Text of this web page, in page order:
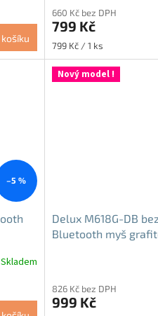
košíku
produktu
je
5,0
5
hvězdiček.
660 Kč bez DPH
799 Kč
Měrná
cena:
799 Kč / 1 ks
–5 %
Skladem
Nový model !
Delux M618G-DB
Bluetooth myš
produktu
je
826 Kč bez DPH
999 Kč